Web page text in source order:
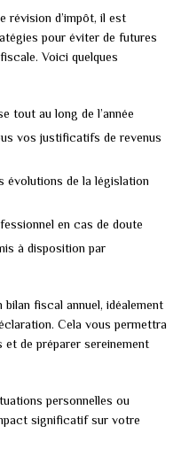
révision d’impôt, il est
pour éviter de futures
Voici quelques
tout au long de l’année
vos justificatifs de revenus
évolutions de la législation
en cas de doute
à disposition par
bilan fiscal annuel, idéalement
Cela vous permettra
et de préparer sereinement
personnelles ou
significatif sur votre